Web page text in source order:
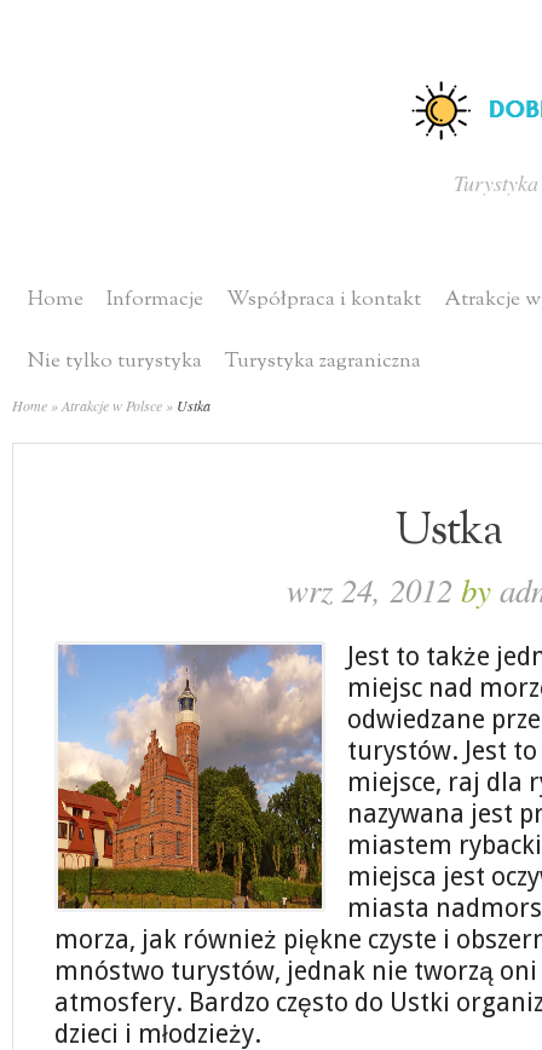
Home Informacje Współpraca i kontakt Atrakcje
Nie tylko turystyka Turystyka zagraniczna
Home »Atrakcje w Polsce » Ustka
Ustka
wrz 24, 2012 by
Jest to także
miejsc nad
odwiedzane
turystów. Jest
miejsce, raj dla
nazywana jest
miastem
miejsca jest
miasta
morza, jak również piękne czyste i
mnóstwo turystów, jednak nie tworzą
atmosfery. Bardzo często do Ustki
dzieci i młodzieży.